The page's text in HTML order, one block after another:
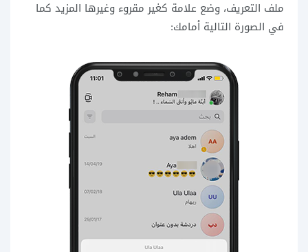
ملف التعريف، وضع علامة كغير مقروء وغيرها المزيد كما
في الصورة التالية أمامك: